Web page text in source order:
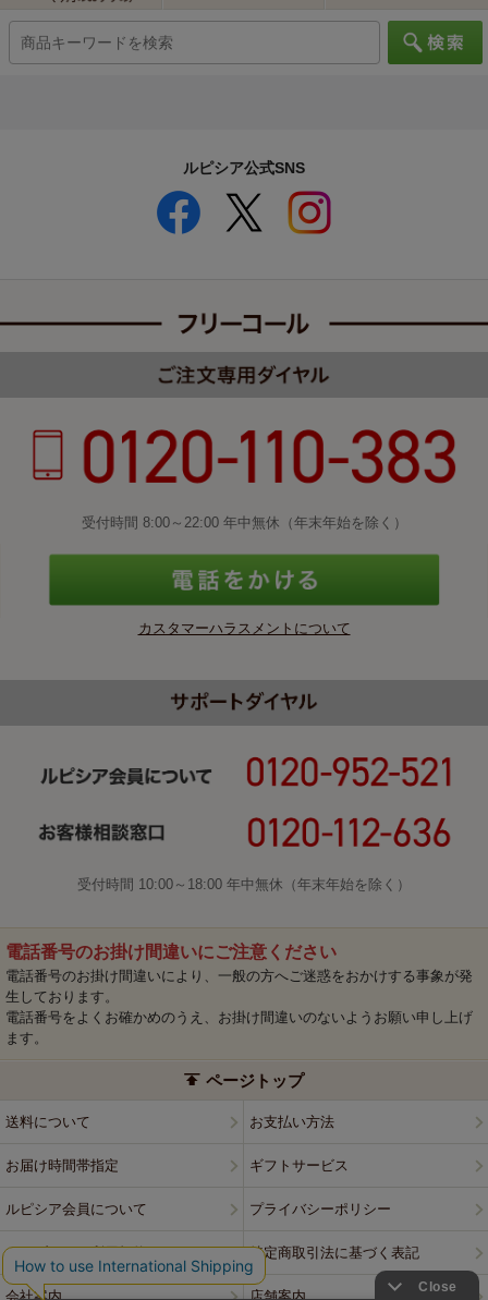
ルピシア公式SNS
受付時間 8:00～22:00 年中無休（年末年始を除く）
カスタマーハラスメントについて
受付時間 10:00～18:00 年中無休（年末年始を除く）
電話番号のお掛け間違いにご注意ください
電話番号のお掛け間違いにより、一般の方へご迷惑をおかけする事象が発
生しております。
電話番号をよくお確かめのうえ、お掛け間違いのないようお願い申し上げ
ます。
ページトップ
送料について お支払い方法
お届け時間帯指定 ギフトサービス
ルピシア会員について プライバシーポリシー
ウェブサイト利用規約 特定商取引法に基づく表記
会社案内 店舗案内